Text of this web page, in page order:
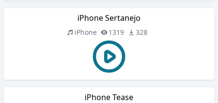
iPhone Sertanejo
iPhone 1319 328
iPhone Tease